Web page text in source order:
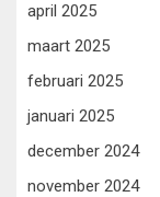
april 2025
maart 2025
februari 2025
januari 2025
december 2024
november 2024